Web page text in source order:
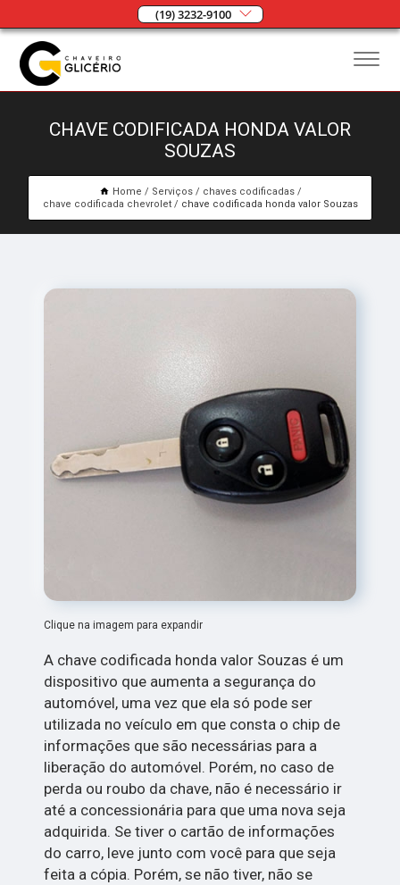
(19) 3232-9100
CHAVE CODIFICADA HONDA VALOR
SOUZAS
Home Serviços
chaves codificadas
chave codificada chevrolet
chave codificada honda valor Souzas
Clique na imagem para expandir
A chave codificada honda valor Souzas é um
dispositivo que aumenta a segurança do
automóvel, uma vez que ela só pode ser
utilizada no veículo em que consta o chip de
informações que são necessárias para a
liberação do automóvel. Porém, no caso de
perda ou roubo da chave, não é necessário ir
até a concessionária para que uma nova seja
adquirida. Se tiver o cartão de informações
do carro, leve junto com você para que seja
feita a cópia. Porém, se não tiver, não se